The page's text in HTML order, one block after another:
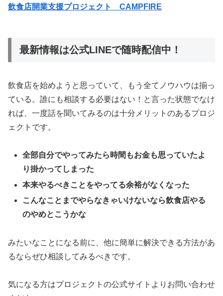
飲食店開業支援プロジェクト CAMPFIRE
最新情報は公式LINEで随時配信中！
飲食店を始めようと思っていて、もう全てノウハウは揃っ
ている。誰にも相談する必要はない！と言った状態でなけ
れば、一度話を聞いてみるのは十分メリットのあるプロジ
ェクトです。
全部自分でやってみたら時間もお金も思っていたよ
り掛かってしまった
本来やるべきことをやってる余裕がなくなった
こんなことまでやらなきゃいけないなら飲食店やる
のやめとこうかな
みたいなことになる前に、他に簡単に解決できる方法があ
るならぜひ相談してみるべきです。
気になる方はプロジェクトの公式サイトよりお問い合わせ